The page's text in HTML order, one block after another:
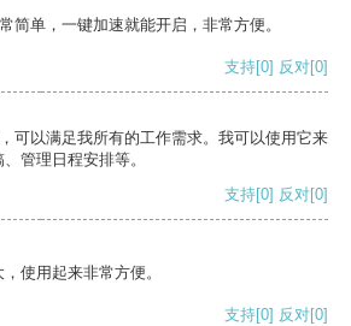
简单，一键加速就能开启，非常方便。
支持[0] 反对[0]
可以满足我所有的工作需求。我可以使用它来
管理日程安排等。
支持[0] 反对[0]
使用起来非常方便。
支持[0] 反对[0]